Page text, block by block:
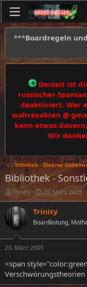
***Boardregeln
Derzeit ist
russischer
deaktiviert. Wer
wahrexakten @
kann etwas
Wir
Infothek - Diverse
Bibliothek -
E
r
s
t
e
l
e
r
Trinity
E
r
s
e
l
t
a
20. März 2005
Trinity
Boardleitung,
20. März 2005
<span
Verschwörungstheorien